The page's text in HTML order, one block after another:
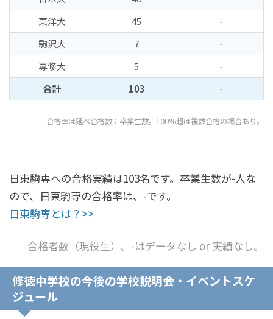
東洋大
45
-
駒沢大
7
-
専修大
5
-
合計
103 -
合格率は延べ合格数÷卒業生数。100%超は複数合格の場合あり。
日東駒専への合格実績は103名です。卒業生数が-人な
ので、日東駒専の合格率は、-です。
日東駒専とは？>>
合格者数（現役生）。-はデータなし or 実績なし。
修徳中学校の今後の学校説明会・イベントスケ
ジュール